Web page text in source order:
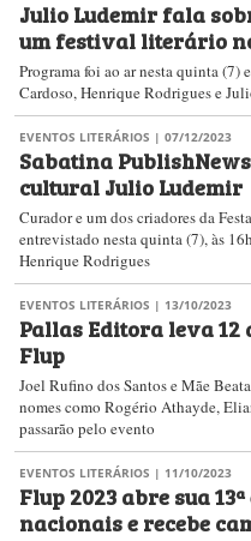
Julio Ludemir fala
um festival literário
Programa foi ao ar nesta quinta (7)
Cardoso, Henrique Rodrigues e
EVENTOS LITERÁRIOS | 07/12/2023
Sabatina
cultural Julio Ludemir
Curador e um dos criadores da
entrevistado nesta quinta (7), às
Henrique Rodrigues
EVENTOS LITERÁRIOS | 13/10/2023
Pallas Editora leva 12
Flup
Joel Rufino dos Santos e Mãe
nomes como Rogério Athayde,
passarão pelo evento
EVENTOS LITERÁRIOS | 11/10/2023
Flup 2023 abre sua
nacionais e recebe